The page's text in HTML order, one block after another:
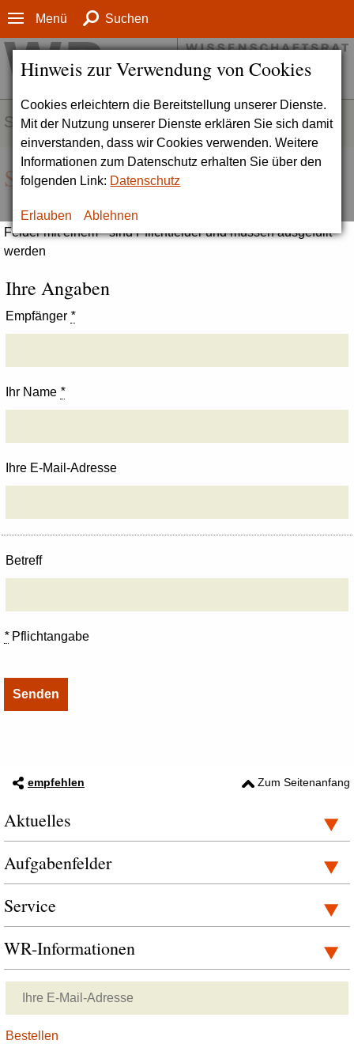
Hinweis zur Verwendung von Cookies
Cookies erleichtern die Bereitstellung unserer Dienste.
Mit der Nutzung unserer Dienste erklären Sie sich damit
einverstanden, dass wir Cookies verwenden. Weitere
Informationen zum Datenschutz erhalten Sie über den
folgenden Link: Datenschutz
Erlauben Ablehnen
Menü Suchen
SERVICE
Seite empfehlen
Felder mit einem * sind Pflichtfelder und müssen ausgefüllt
werden
Ihre Angaben
Empfänger *
Ihr Name *
Ihre E-Mail-Adresse
Betreff
*Pflichtangabe
empfehlen Zum Seitenanfang
Aktuelles
Aufgabenfelder
Service
WR-Informationen